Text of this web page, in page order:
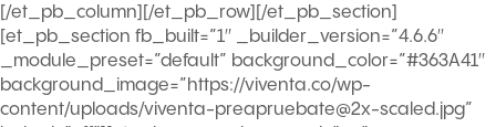
[/et_pb_column][/et_pb_row][/et_pb_section]
[et_pb_section fb_built=”1″ _builder_version=”4.6.6″
_module_preset=”default” background_color=”#363A41″
background_image=”https://viventa.co/wp-
content/uploads/viventa-preapruebate@2x-scaled.jpg”